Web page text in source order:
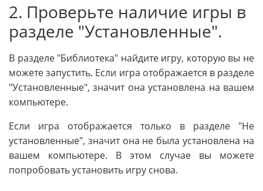
2. Проверьте наличие игры в
разделе "Установленные".
В разделе "Библиотека" найдите игру, которую вы не
можете запустить. Если игра отображается в разделе
"Установленные", значит она установлена на вашем
компьютере.
Если игра отображается только в разделе "Не
установленные", значит она не была установлена на
вашем компьютере. В этом случае вы можете
попробовать установить игру снова.